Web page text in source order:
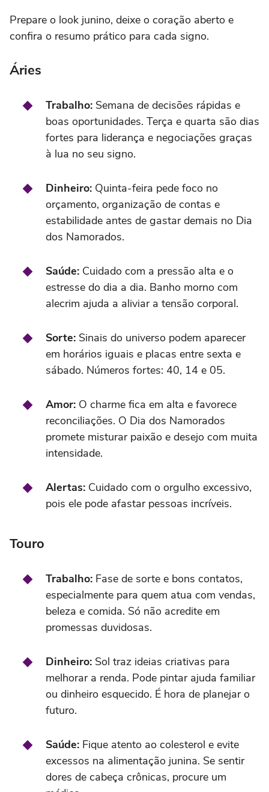
Prepare o look junino, deixe o coração aberto e
confira o resumo prático para cada signo.
Áries
Trabalho: Semana de decisões rápidas e
boas oportunidades. Terça e quarta são dias
fortes para liderança e negociações graças
à lua no seu signo.
Dinheiro: Quinta-feira pede foco no
orçamento, organização de contas e
estabilidade antes de gastar demais no Dia
dos Namorados.
Saúde: Cuidado com a pressão alta e o
estresse do dia a dia. Banho morno com
alecrim ajuda a aliviar a tensão corporal.
Sorte: Sinais do universo podem aparecer
em horários iguais e placas entre sexta e
sábado. Números fortes: 40, 14 e 05.
Amor: O charme fica em alta e favorece
reconciliações. O Dia dos Namorados
promete misturar paixão e desejo com muita
intensidade.
Alertas: Cuidado com o orgulho excessivo,
pois ele pode afastar pessoas incríveis.
Touro
Trabalho: Fase de sorte e bons contatos,
especialmente para quem atua com vendas,
beleza e comida. Só não acredite em
promessas duvidosas.
Dinheiro: Sol traz ideias criativas para
melhorar a renda. Pode pintar ajuda familiar
ou dinheiro esquecido. É hora de planejar o
futuro.
Saúde: Fique atento ao colesterol e evite
excessos na alimentação junina. Se sentir
dores de cabeça crônicas, procure um